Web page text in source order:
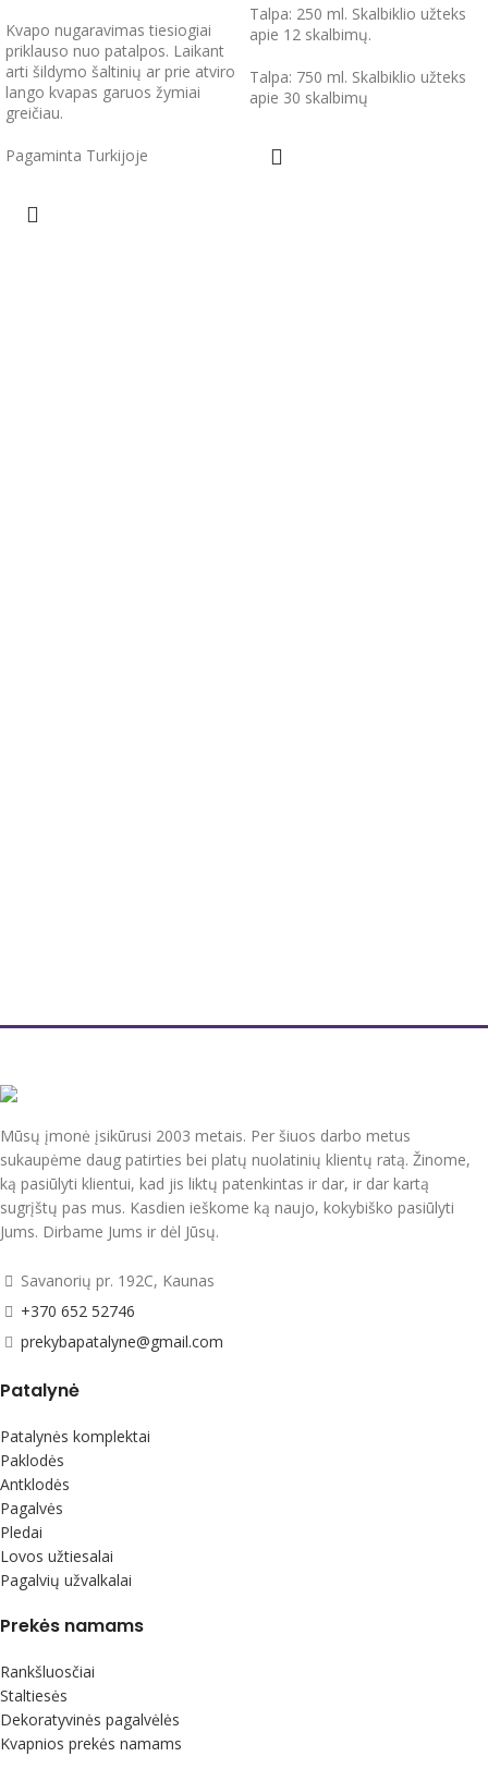
Kvapo nugaravimas tiesiogiai
priklauso nuo patalpos. Laikant
arti šildymo šaltinių ar prie atviro
lango kvapas garuos žymiai
greičiau.
Pagaminta Turkijoje
Talpa: 250 ml. Skalbiklio užteks
apie 12 skalbimų.
Talpa: 750 ml. Skalbiklio užteks
apie 30 skalbimų
Mūsų įmonė įsikūrusi 2003 metais. Per šiuos darbo metus
sukaupėme daug patirties bei platų nuolatinių klientų ratą. Žinome,
ką pasiūlyti klientui, kad jis liktų patenkintas ir dar, ir dar kartą
sugrįštų pas mus. Kasdien ieškome ką naujo, kokybiško pasiūlyti
Jums. Dirbame Jums ir dėl Jūsų.
Savanorių pr. 192C, Kaunas
+370 652 52746
prekybapatalyne@gmail.com
Patalynė
Patalynės komplektai
Paklodės
Antklodės
Pagalvės
Pledai
Lovos užtiesalai
Pagalvių užvalkalai
Prekės namams
Rankšluosčiai
Staltiesės
Dekoratyvinės pagalvėlės
Kvapnios prekės namams